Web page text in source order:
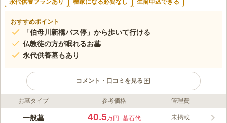
永代供養プランあり 檀家になる必要なし 生前申込できる
おすすめポイント
「伯母川新橋バス停」から歩いて行ける
仏教徒の方が眠れるお墓
永代供養墓もあり
コメント・口コミを見る
ライフドット編集部のコメント
榛名寺が管理を行っているお墓です。 国道1号線のほど近くにあ
お墓タイプ 参考価格 管理費
一般墓 40.5万円+墓石代 未掲載